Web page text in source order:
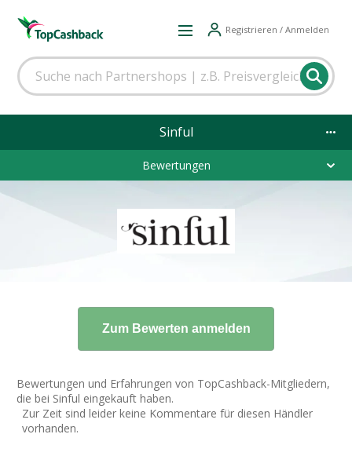
Registrieren / Anmelden
Sinful
Bewertungen
Bewertungen und Erfahrungen von TopCashback-Mitgliedern,
die bei Sinful eingekauft haben.
Zur Zeit sind leider keine Kommentare für diesen Händler
vorhanden.